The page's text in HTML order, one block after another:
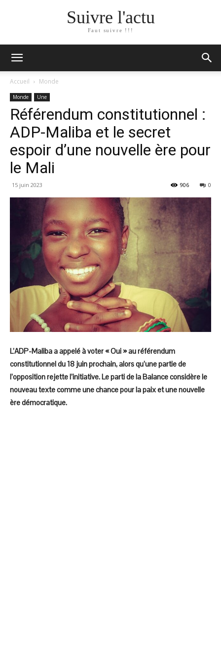
Suivre l'actu
Faut suivre !!!
Accueil Monde
Monde Une
Référendum constitutionnel :
ADP-Maliba et le secret
espoir d’une nouvelle ère pour
le Mali
15 juin 2023 0
906
L’ADP-Maliba a appelé à voter « Oui » au référendum
constitutionnel du 18 juin prochain, alors qu’une partie de
l’opposition rejette l’initiative. Le parti de la Balance considère le
nouveau texte comme une chance pour la paix et une nouvelle
ère démocratique.